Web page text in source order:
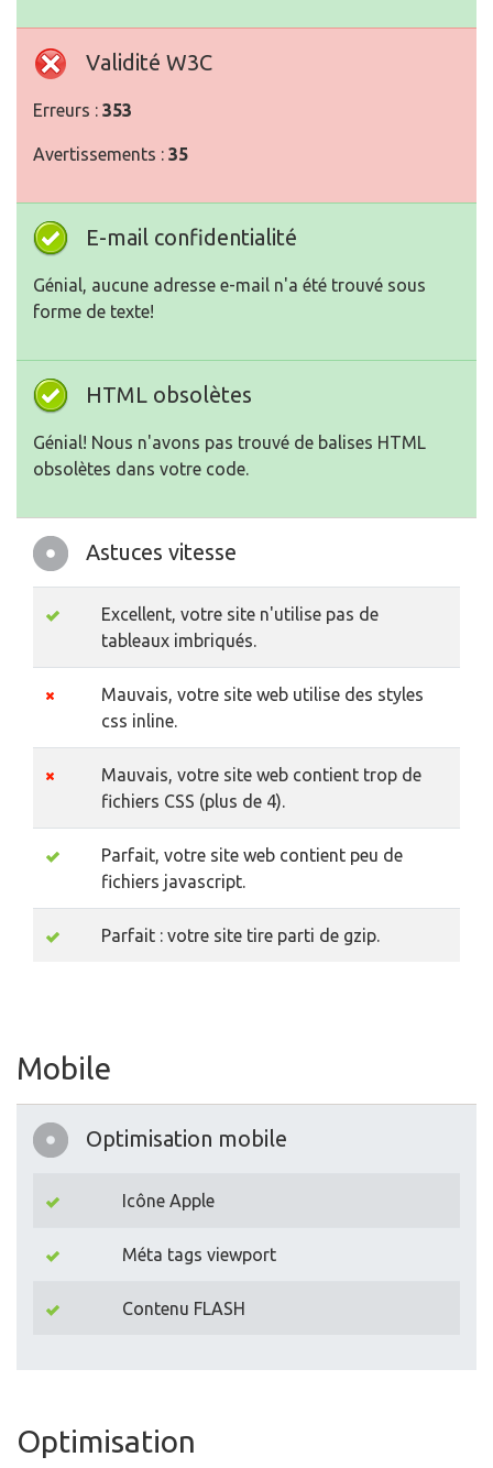
Validité W3C
Erreurs : 353
Avertissements : 35
E-mail confidentialité
Génial, aucune adresse e-mail n'a été trouvé sous
forme de texte!
HTML obsolètes
Génial! Nous n'avons pas trouvé de balises HTML
obsolètes dans votre code.
Astuces vitesse
Excellent, votre site n'utilise pas de
tableaux imbriqués.
Mauvais, votre site web utilise des styles
css inline.
Mauvais, votre site web contient trop de
fichiers CSS (plus de 4).
Parfait, votre site web contient peu de
fichiers javascript.
Parfait : votre site tire parti de gzip.
Mobile
Optimisation mobile
Icône Apple
Méta tags viewport
Contenu FLASH
Optimisation